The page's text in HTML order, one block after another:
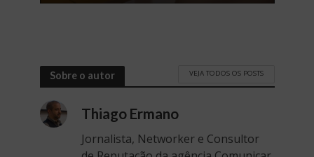
Sobre o autor VEJA TODOS OS POSTS
Thiago Ermano
Jornalista, Networker e Consultor